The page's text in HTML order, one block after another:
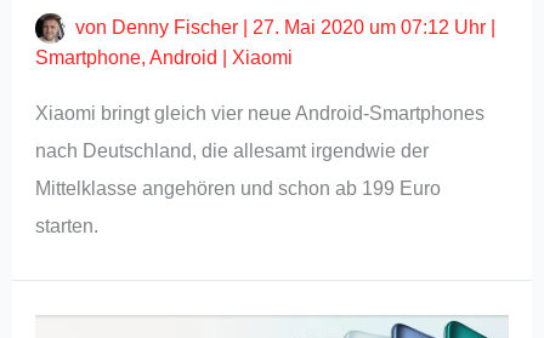
von Denny Fischer 27. Mai 2020 um 07:12 Uhr
Smartphone,Android |Xiaomi
Xiaomi bringt gleich vier neue Android-Smartphones
nach Deutschland, die allesamt irgendwie der
Mittelklasse angehören und schon ab 199 Euro
starten.